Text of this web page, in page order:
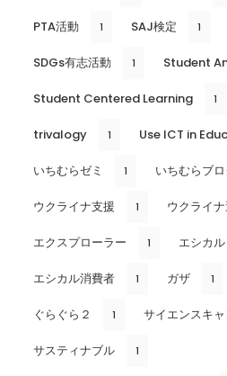
PTA活動 1 SAJ検定 1
SDGs有志活動 1 Student
Student Centered Learning 1
trivalogy 1 Use ICT in
いちむらゼミ 1 いちむらブ
ウクライナ支援 1 ウクライ
エクスプローラー 1 エシカル
エシカル消費者 1 ガザ 1
ぐらぐら２ 1 サイエンスキ
サスティナブル 1